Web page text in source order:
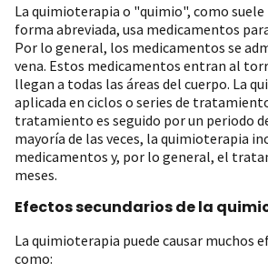
La quimioterapia o "quimio", como
forma abreviada, usa medicamentos
Por lo general, los medicamentos se
vena. Estos medicamentos entran al
llegan a todas las áreas del cuerpo. La
aplicada en ciclos o series de
tratamiento es seguido por un periodo
mayoría de las veces, la quimioterapia
medicamentos y, por lo general, el
meses.
Efectos secundarios de la
La quimioterapia puede causar muchos
como: